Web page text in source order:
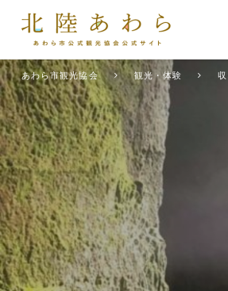
あわら市観光協会 観光・体験